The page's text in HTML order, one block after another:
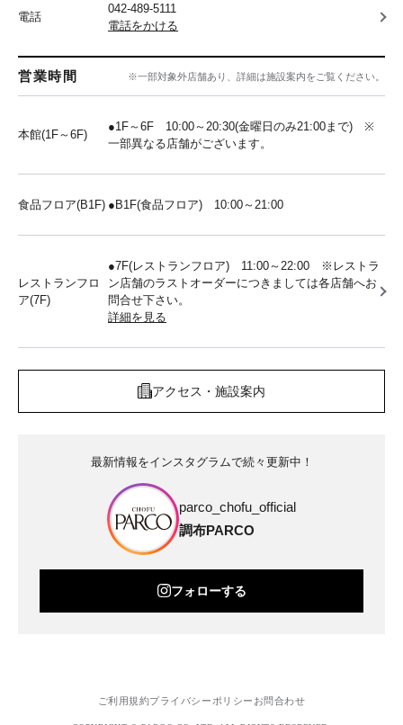
電話
042-489-5111
電話をかける
営業時間 ※一部対象外店舗あり、詳細は施設案内をご覧ください。
本館(1F～6F)
●1F～6F 10:00～20:30(金曜日のみ21:00まで) ※
一部異なる店舗がございます。
食品フロア(B1F) ●B1F(食品フロア) 10:00～21:00
レストランフロ
ア(7F)
●7F(レストランフロア) 11:00～22:00 ※レストラ
ン店舗のラストオーダーにつきましては各店舗へお
問合せ下さい。
詳細を見る
アクセス・施設案内
最新情報をインスタグラムで続々更新中！
parco_chofu_official
調布PARCO
フォローする
ご利用規約プライバシーポリシー お問合わせ